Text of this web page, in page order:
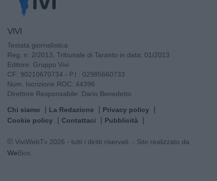
VIVI
Testata giornalistica
Reg. n. 2/2013, Tribunale di Taranto in data: 01/2013
Editore: Gruppo Vivi
CF: 90210670734 - P.I.: 02985660733
Num. Iscrizione ROC: 44396
Direttore Responsabile: Dario Benedetto
Chi siamo La Redazione
Privacy policy
Cookie policy
Contattaci Pubblicità
© ViviWebTv 2026 - tutti i diritti riservati. - Sito realizzato da
WeBios